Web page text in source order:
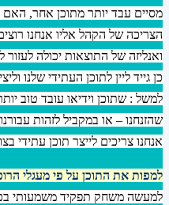
מסיים עבד יותר מתוכן אחר, האם
הצריכה של הקהל אליו אנחנו
ואנליזה של התוצאות יכולה
כן גייד ליין לתוכן העתידי שלנו
למשל : שתוכן וידיאו עובד טוב
שהזנחנו – או במקביל לזהות
אנחנו צריכים לייצר תוכן עתידי
למפות את התוכן על פי מעגלי
למעשה משחק תפקיד משמעותי